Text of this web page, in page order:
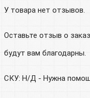
У товара нет отзывов.
Оставьте отзыв о
будут вам благодарны.
СКУ: Н/Д - Нужна